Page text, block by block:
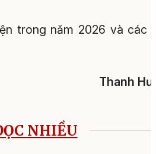
trong năm 2026 và các
Thanh
NHIỀU